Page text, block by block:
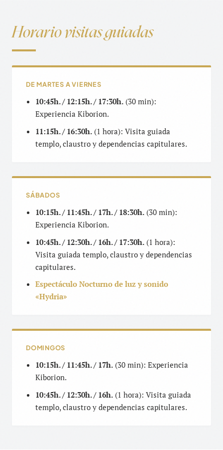
Horario visitas guiadas
DE MARTES A VIERNES
10:45h. / 12:15h. / 17:30h. (30 min):
Experiencia Kiborion.
11:15h. / 16:30h. (1 hora): Visita guiada
templo, claustro y dependencias capitulares.
SÁBADOS
10:15h. / 11:45h. / 17h. / 18:30h. (30 min):
Experiencia Kiborion.
10:45h. / 12:30h. / 16h. / 17:30h. (1 hora):
Visita guiada templo, claustro y dependencias
capitulares.
Espectáculo Nocturno de luz y sonido
«Hydria»
DOMINGOS
10:15h. / 11:45h. / 17h. (30 min): Experiencia
Kiborion.
10:45h. / 12:30h. / 16h. (1 hora): Visita guiada
templo, claustro y dependencias capitulares.